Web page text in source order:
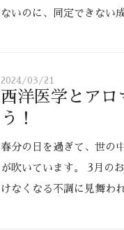
ないのに、同定できない
2024/03/21
西洋医学とア
う！
春分の日を過ぎて、世の
が吹いています。 3月の
けなくなる不調に見舞わ